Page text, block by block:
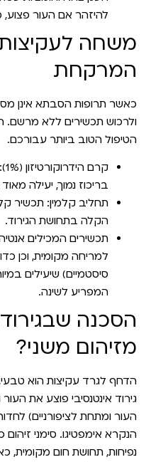
להיזהר אם העור פצוע,
משחה
המרקחת
כאשר תרופות הסבתא אינן
ולרכוש תכשירים ללא מרשם.
הטיפול הטוב ביותר עבורכם.
קרם הידרוקורטיזון (1%):
בריכוז נמוך, יעילה
תחליב קלמין: תכשיר
הקלה בתחושת הגירוד.
תכשירים המכילים
למריחה מקומית, וכן
סיסטמיים) שיעילים
המפריע לשינה.
הסכנה
מזיהום משני?
הדחף לגרד עקיצות הוא
גירוד אינטנסיבי פוצע את
העור ומתחת לציפורניים)
הנקרא אימפטיגו. סימני
נפיחות, תחושת חום מקומית,